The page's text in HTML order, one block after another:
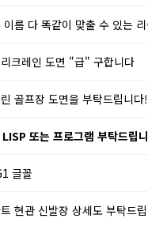
이름 다 똑같이 맞출 수 있는
크레인 도면 "급" 구합니다
골프장 도면을 부탁드립니다!
또는 프로그램 부탁드립
글꼴
현관 신발장 상세도 부탁드